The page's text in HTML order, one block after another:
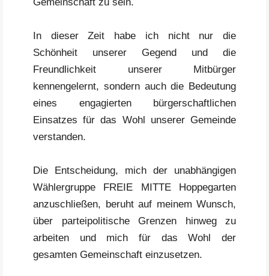
In dieser Zeit habe ich nicht nur die
Schönheit unserer Gegend und die
Freundlichkeit unserer Mitbürger
kennengelernt, sondern auch die Bedeutung
eines engagierten bürgerschaftlichen
Einsatzes für das Wohl unserer Gemeinde
verstanden.
Die Entscheidung, mich der unabhängigen
Wählergruppe FREIE MITTE Hoppegarten
anzuschließen, beruht auf meinem Wunsch,
über parteipolitische Grenzen hinweg zu
arbeiten und mich für das Wohl der
gesamten Gemeinschaft einzusetzen.